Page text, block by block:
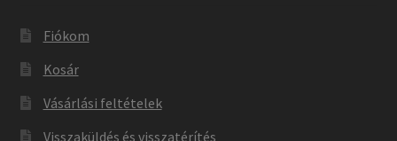
Fiókom
Kosár
Vásárlási feltételek
Visszaküldés és visszatérítés